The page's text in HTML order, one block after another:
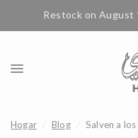
Restock on August
Hogar Blog Salven a